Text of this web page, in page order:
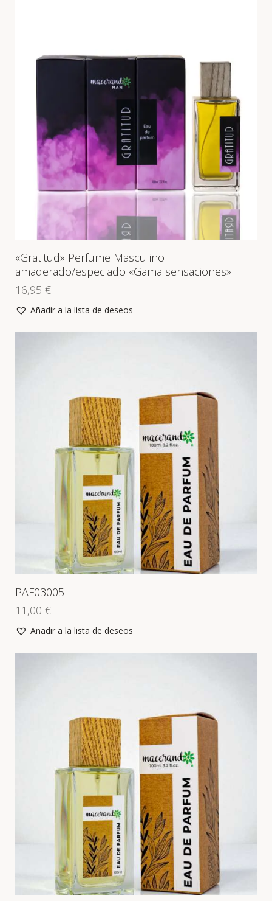
«Gratitud» Perfume Masculino
amaderado/especiado «Gama sensaciones»
16,95 €
Añadir a la lista de deseos
PAF03005
11,00 €
Añadir a la lista de deseos